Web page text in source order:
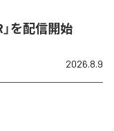
」を配信開始
2026.8.9